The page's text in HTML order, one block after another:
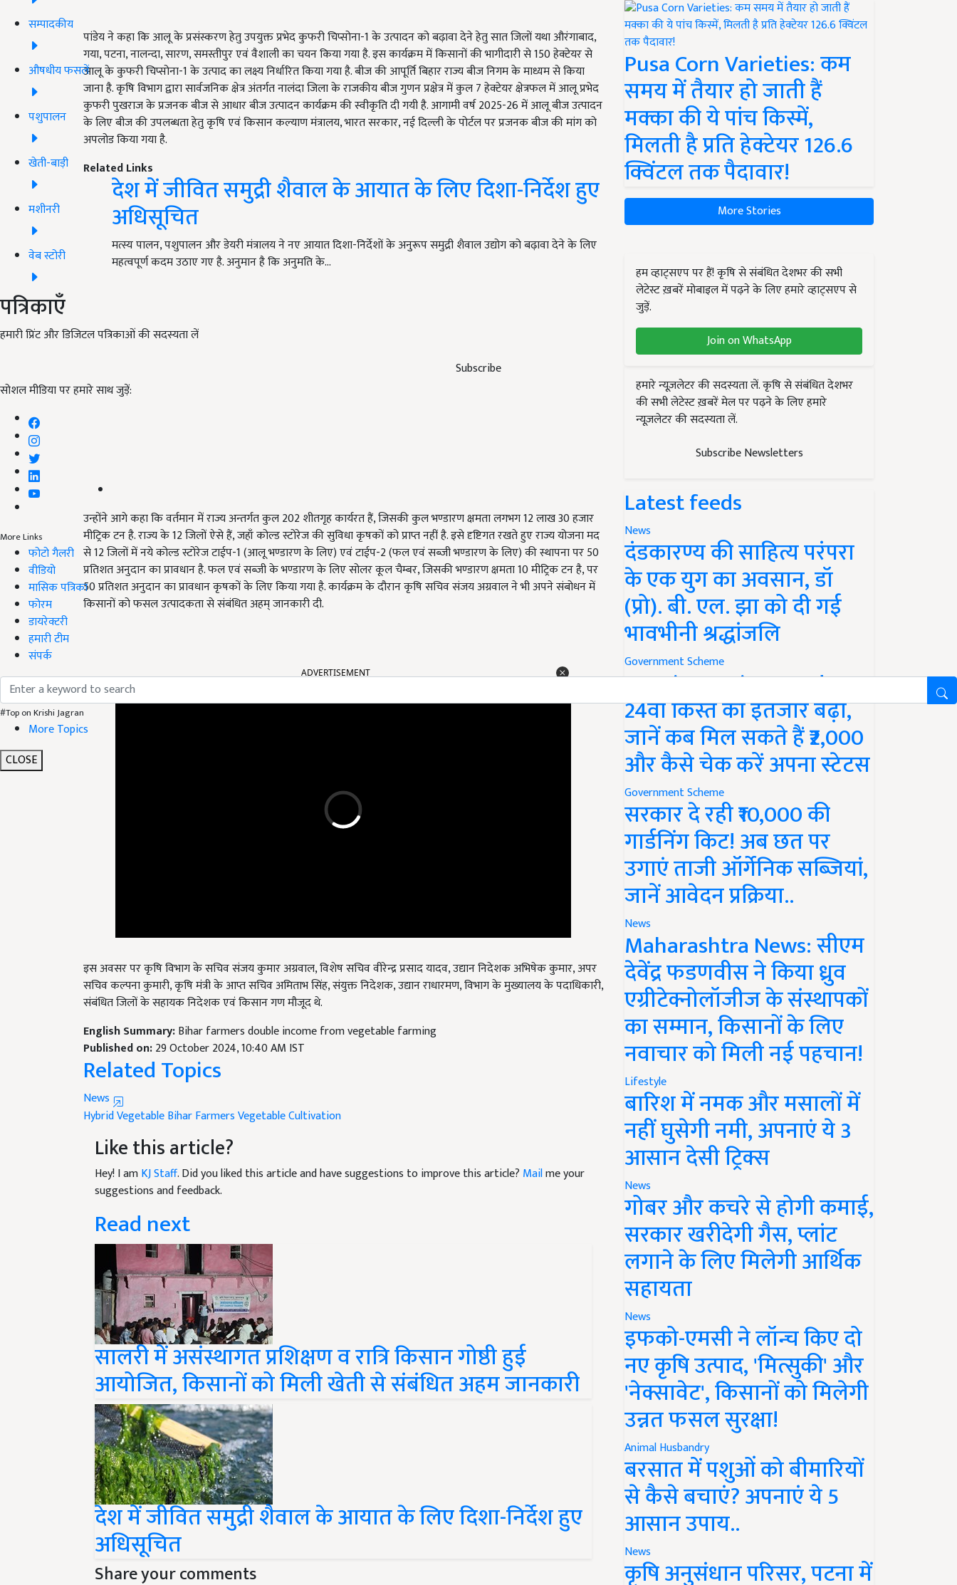
सम्पादकीय
औषधीय फसलें
पशुपालन
खेती-बाड़ी
मशीनरी
वेब स्टोरी
पत्रिकाएँ
हमारी प्रिंट और डिजिटल पत्रिकाओं की सदस्यता लें
Subscribe
सोशल मीडिया पर हमारे साथ जुड़ें:
More Links
फोटो गैलरी
वीडियो
मासिक पत्रिका
फोरम
डायरेक्टरी
हमारी टीम
संपर्क
#Top on Krishi Jagran
More Topics
CLOSE
पांडेय ने कहा कि आलू के प्रसंस्करण हेतु उपयुक्त प्रभेद कुफरी चिप्सोना-1 के उत्पादन को बढ़ावा देने हेतु सात जिलों यथा औरंगाबाद,
गया, पटना, नालन्दा, सारण, समस्तीपुर एवं वैशाली का चयन किया गया है. इस कार्यक्रम में किसानों की भागीदारी से 150 हेक्टेयर से
आलू के कुफरी चिप्सोना-1 के उत्पाद का लक्ष्य निर्धारित किया गया है. बीज की आपूर्ति बिहार राज्य बीज निगम के माध्यम से किया
जाना है. कृषि विभाग द्वारा सार्वजनिक क्षेत्र अंतर्गत नालंदा जिला के राजकीय बीज गुणन प्रक्षेत्र में कुल 7 हेक्टेयर क्षेत्रफल में आलू प्रभेद
कुफरी पुखराज के प्रजनक बीज से आधार बीज उत्पादन कार्यक्रम की स्वीकृति दी गयी है. आगामी वर्ष 2025-26 में आलू बीज उत्पादन
के लिए बीज की उपलब्धता हेतु कृषि एवं किसान कल्याण मंत्रालय, भारत सरकार, नई दिल्ली के पोर्टल पर प्रजनक बीज की मांग को
अपलोड किया गया है.
Related Links
देश में जीवित समुद्री शैवाल के आयात के लिए दिशा-निर्देश हुए
अधिसूचित
मत्स्य पालन, पशुपालन और डेयरी मंत्रालय ने नए आयात दिशा-निर्देशों के अनुरूप समुद्री शैवाल उद्योग को बढ़ावा देने के लिए
महत्वपूर्ण कदम उठाए गए है. अनुमान है कि अनुमति के…
उन्होंने आगे कहा कि वर्तमान में राज्य अन्तर्गत कुल 202 शीतगृह कार्यरत हैं, जिसकी कुल भण्डारण क्षमता लगभग 12 लाख 30 हजार
मीट्रिक टन है. राज्य के 12 जिलों ऐसे हैं, जहाँ कोल्ड स्टोरेज की सुविधा कृषकों को प्राप्त नहीं है. इसे दृष्टिगत रखते हुए राज्य योजना मद
से 12 जिलों में नये कोल्ड स्टोरेज टाईप-1 (आलू भण्डारण के लिए) एवं टाईप-2 (फल एवं सब्जी भण्डारण के लिए) की स्थापना पर 50
प्रतिशत अनुदान का प्रावधान है. फल एवं सब्जी के भण्डारण के लिए सोलर कूल चैम्बर, जिसकी भण्डारण क्षमता 10 मीट्रिक टन है, पर
50 प्रतिशत अनुदान का प्रावधान कृषकों के लिए किया गया है. कार्यक्रम के दौरान कृषि सचिव संजय अग्रवाल ने भी अपने संबोधन में
किसानों को फसल उत्पादकता से संबंधित अहम् जानकारी दी.
सचिव कल्पना कुमारी, कृषि मंत्री के आप्त सचिव अमिताभ सिंह, संयुक्त निदेशक, उद्यान राधारमण, विभाग के मुख्यालय के पदाधिकारी,
संबंधित जिलों के सहायक निदेशक एवं किसान गण मौजूद थे.
Bihar farmers double income from vegetable farming
Published on:29 October 2024, 10:40 AM IST
Related Topics
News
Hybrid Vegetable
Like this article?
Hey! I amKJ Staff. Did you liked this article and have suggestions to improve this article?
suggestions and feedback.
Read next
सालरी में असंस्थागत प्रशिक्षण व रात्रि किसान गोष्ठी हुई
आयोजित, किसानों को मिली खेती से संबंधित अहम जानकारी
देश में जीवित समुद्री शैवाल के आयात के लिए दिशा-निर्देश हुए
अधिसूचित
Share your comments
Pusa Corn Varieties: कम
समय में तैयार हो जाती हैं
मक्का की ये पांच किस्में,
मिलती है प्रति हेक्टेयर 126.6
क्विंटल तक पैदावार!
More Stories
हम व्हाट्सएप पर हैं! कृषि से संबंधित देशभर की सभी
लेटेस्ट ख़बरें मोबाइल में पढ़ने के लिए हमारे व्हाट्सएप से
जुड़ें.
Join on WhatsApp
हमारे न्यूज़लेटर की सदस्यता लें. कृषि से संबंधित देशभर
की सभी लेटेस्ट ख़बरें मेल पर पढ़ने के लिए हमारे
न्यूज़लेटर की सदस्यता लें.
Subscribe Newsletters
Latest feeds
News
दंडकारण्य की साहित्य परंपरा
के एक युग का अवसान, डॉ
(प्रो). बी. एल. झा को दी गई
भावभीनी श्रद्धांजलि
Government Scheme
PM Kisan Yojana Update:
24वीं किस्त का इंतजार बढ़ा,
जानें कब मिल सकते हैं ₹2,000
और कैसे चेक करें अपना स्टेटस
Government Scheme
सरकार दे रही ₹10,000 की
गार्डनिंग किट! अब छत पर
उगाएं ताजी ऑर्गेनिक सब्जियां,
जानें आवेदन प्रक्रिया..
News
Maharashtra News: सीएम
देवेंद्र फडणवीस ने किया ध्रुव
एग्रीटेक्नोलॉजीज के संस्थापकों
का सम्मान, किसानों के लिए
नवाचार को मिली नई पहचान!
Lifestyle
बारिश में नमक और मसालों में
नहीं घुसेगी नमी, अपनाएं ये 3
आसान देसी ट्रिक्स
News
गोबर और कचरे से होगी कमाई,
सरकार खरीदेगी गैस, प्लांट
लगाने के लिए मिलेगी आर्थिक
सहायता
News
इफको-एमसी ने लॉन्च किए दो
नए कृषि उत्पाद, 'मित्सुकी' और
'नेक्सावेट', किसानों को मिलेगी
उन्नत फसल सुरक्षा!
Animal Husbandry
बरसात में पशुओं को बीमारियों
से कैसे बचाएं? अपनाएं ये 5
आसान उपाय..
News
कृषि अनुसंधान परिसर, पटना में